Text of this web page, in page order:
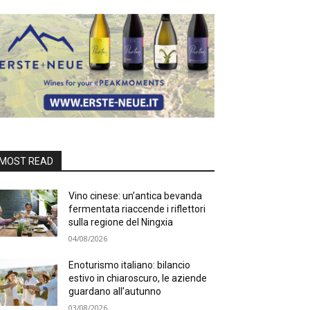
READ
Vino cinese: un’antica bevanda
fermentata riaccende i riflettori
sulla regione del Ningxia
04/08/2026
Enoturismo italiano: bilancio
estivo in chiaroscuro, le aziende
guardano all’autunno
03/08/2026